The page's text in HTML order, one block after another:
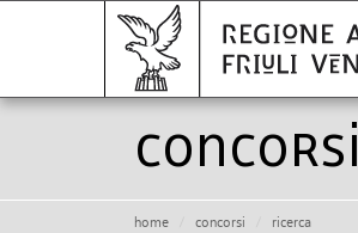
Concorsi
home concorsi ricerca